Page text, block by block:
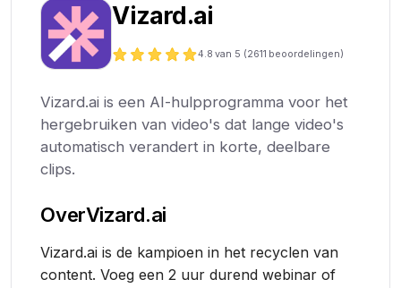
Vizard.ai
4.8 van 5 (2611 beoordelingen)
Vizard.ai is een AI-hulpprogramma voor het
hergebruiken van video's dat lange video's
automatisch verandert in korte, deelbare
clips.
OverVizard.ai
Vizard.ai is de kampioen in het recyclen van
content. Voeg een 2 uur durend webinar of